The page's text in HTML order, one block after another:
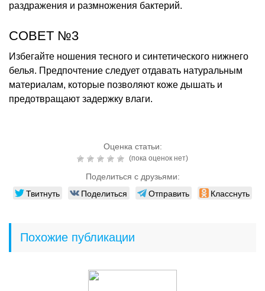
раздражения и размножения бактерий.
СОВЕТ №3
Избегайте ношения тесного и синтетического нижнего
белья. Предпочтение следует отдавать натуральным
материалам, которые позволяют коже дышать и
предотвращают задержку влаги.
Оценка статьи:
(пока оценок нет)
Поделиться с друзьями:
Твитнуть Поделиться Отправить Класснуть
Похожие публикации